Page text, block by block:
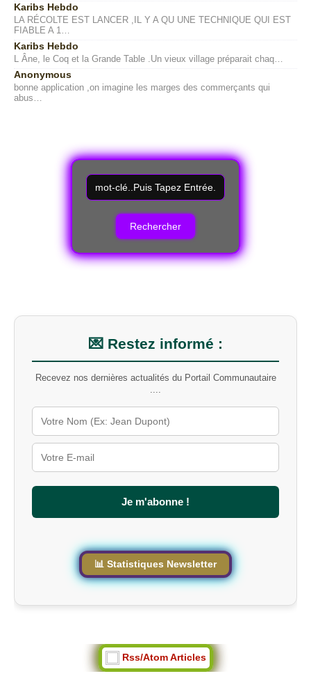
Karibs Hebdo
LA RÉCOLTE EST LANCER ,IL Y A QU UNE TECHNIQUE QUI EST
FIABLE A 1…
Karibs Hebdo
L Âne, le Coq et la Grande Table .Un vieux village préparait chaq…
Anonymous
bonne application ,on imagine les marges des commerçants qui
abus…
R
e
c
m
o
t
-
l
é
u
r
l
e
💌 Restez informé :
Recevez nos dernières actualités du Portail Communautaire
....
Je m'abonne !
📊 Statistiques Newsletter
Rss/Atom Articles